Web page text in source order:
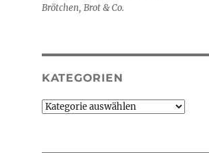
Brötchen, Brot & Co.
KATEGORIEN
Kategorien